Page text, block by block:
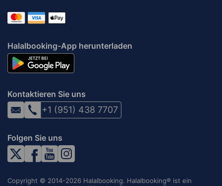
Halalbooking-App herunterladen
Kontaktieren Sie uns
+1 (951) 438 7707
Folgen Sie uns
Copyright © 2014-2026 Halalbooking. Halalbooking® ist ein